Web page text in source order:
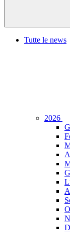
Tutte le news
2026